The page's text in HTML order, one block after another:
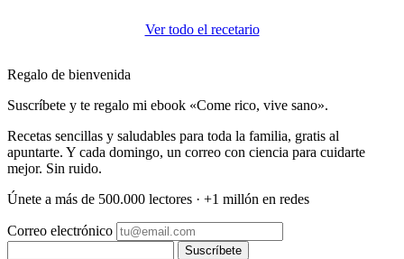
Ver todo el recetario
Regalo de bienvenida
Suscríbete y te regalo mi ebook «Come rico, vive sano».
Recetas sencillas y saludables para toda la familia, gratis al
apuntarte. Y cada domingo, un correo con ciencia para cuidarte
mejor. Sin ruido.
Únete a más de 500.000 lectores · +1 millón en redes
Correo electrónico
Suscríbete